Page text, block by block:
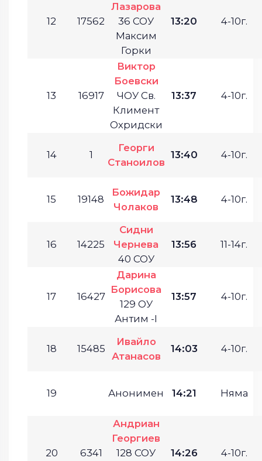
12 17562
Лазарова
36 СОУ
Максим
Горки
13:20 4-10г.
13 16917
Виктор
Боевски
ЧОУ Св.
Климент
Охридски
13:37 4-10г.
14 1
Георги
Станоилов
13:40 4-10г.
15 19148
Божидар
Чолаков
13:48 4-10г.
16 14225
Сидни
Чернева
40 СОУ
13:56 11-14г.
17 16427
Дарина
Борисова
129 ОУ
Антим -І
13:57 4-10г.
18 15485
Ивайло
Атанасов
14:03 4-10г.
19 Анонимен 14:21 Няма
20 6341
Андриан
Георгиев
128 СОУ
14:26 4-10г.